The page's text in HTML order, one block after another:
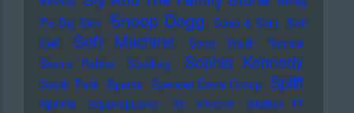
Pa Dig Selv Snoop Dogg Soap & Skin Soft
Cell
Soft Machine Sonic Youth
Sonics
Sonny Rollins
Soolking Sophia Kennedy
South Park Sparks Spencer Davis Group Spliff
Sprints Squarepusher St. Vincent
Station 17